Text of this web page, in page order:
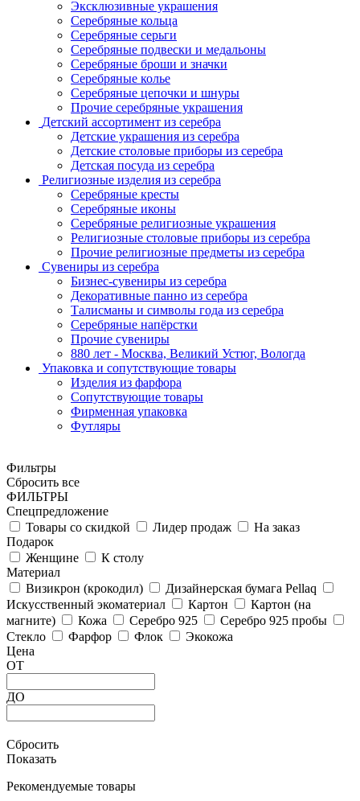
Эксклюзивные украшения
Серебряные кольца
Серебряные серьги
Серебряные подвески и медальоны
Серебряные броши и значки
Серебряные колье
Серебряные цепочки и шнуры
Прочие серебряные украшения
Детский ассортимент из серебра
Детские украшения из серебра
Детские столовые приборы из серебра
Детская посуда из серебра
Религиозные изделия из серебра
Серебряные кресты
Серебряные иконы
Серебряные религиозные украшения
Религиозные столовые приборы из серебра
Прочие религиозные предметы из серебра
Сувениры из серебра
Бизнес-сувениры из серебра
Декоративные панно из серебра
Талисманы и символы года из серебра
Серебряные напёрстки
Прочие сувениры
880 лет - Москва, Великий Устюг, Вологда
Упаковка и сопутствующие товары
Изделия из фарфора
Сопутствующие товары
Фирменная упаковка
Футляры
Фильтры
Сбросить все
ФИЛЬТРЫ
Спецпредложение
Товары со скидкой
Лидер продаж
На заказ
Подарок
Женщине
К столу
Материал
Визикрон (крокодил)
Дизайнерская бумага Pellaq
Искусственный экоматериал
Картон
Картон (на
магните)
Кожа Серебро 925
Серебро 925 пробы
Стекло
Фарфор Флок
Экокожа
Цена
ОТ
ДО
Сбросить
Показать
Рекомендуемые товары